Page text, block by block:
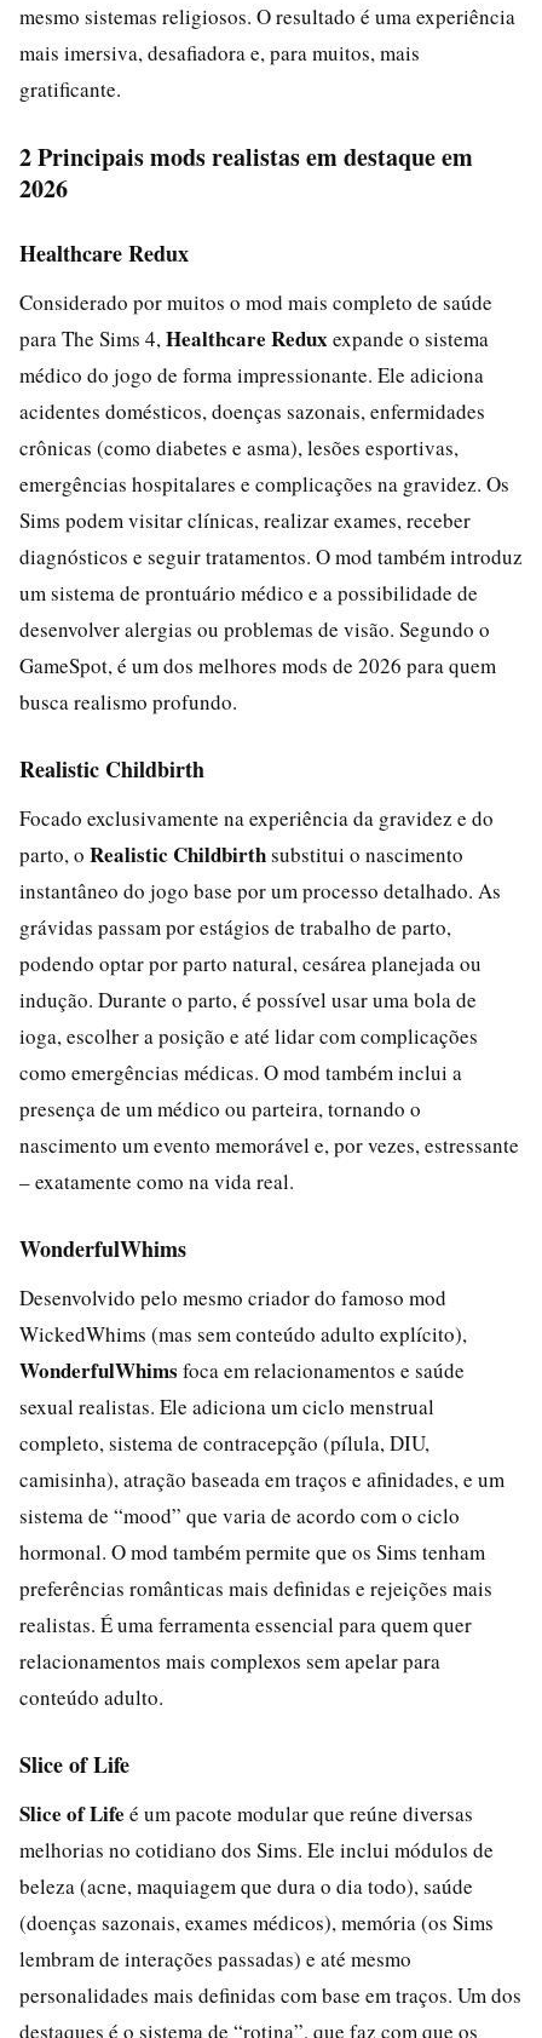
mesmo sistemas religiosos. O resultado é uma experiência
mais imersiva, desafiadora e, para muitos, mais
gratificante.
2 Principais mods realistas em destaque em
2026
Healthcare Redux
Considerado por muitos o mod mais completo de saúde
para The Sims 4, Healthcare Reduxexpande o sistema
médico do jogo de forma impressionante. Ele adiciona
acidentes domésticos, doenças sazonais, enfermidades
crônicas (como diabetes e asma), lesões esportivas,
emergências hospitalares e complicações na gravidez. Os
Sims podem visitar clínicas, realizar exames, receber
diagnósticos e seguir tratamentos. O mod também introduz
um sistema de prontuário médico e a possibilidade de
desenvolver alergias ou problemas de visão. Segundo o
GameSpot, é um dos melhores mods de 2026 para quem
busca realismo profundo.
Realistic Childbirth
Focado exclusivamente na experiência da gravidez e do
parto, o Realistic Childbirthsubstitui o nascimento
instantâneo do jogo base por um processo detalhado. As
grávidas passam por estágios de trabalho de parto,
podendo optar por parto natural, cesárea planejada ou
indução. Durante o parto, é possível usar uma bola de
ioga, escolher a posição e até lidar com complicações
como emergências médicas. O mod também inclui a
presença de um médico ou parteira, tornando o
nascimento um evento memorável e, por vezes, estressante
– exatamente como na vida real.
WonderfulWhims
Desenvolvido pelo mesmo criador do famoso mod
WickedWhims (mas sem conteúdo adulto explícito),
WonderfulWhims foca em relacionamentos e saúde
sexual realistas. Ele adiciona um ciclo menstrual
completo, sistema de contracepção (pílula, DIU,
camisinha), atração baseada em traços e afinidades, e um
sistema de “mood” que varia de acordo com o ciclo
hormonal. O mod também permite que os Sims tenham
preferências românticas mais definidas e rejeições mais
realistas. É uma ferramenta essencial para quem quer
relacionamentos mais complexos sem apelar para
conteúdo adulto.
Slice of Life
Slice of Life é um pacote modular que reúne diversas
melhorias no cotidiano dos Sims. Ele inclui módulos de
beleza (acne, maquiagem que dura o dia todo), saúde
(doenças sazonais, exames médicos), memória (os Sims
lembram de interações passadas) e até mesmo
personalidades mais definidas com base em traços. Um dos
destaques é o sistema de “rotina”, que faz com que os